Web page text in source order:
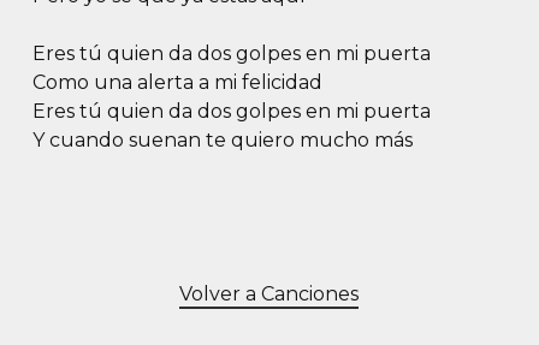
Eres tú quien da dos golpes en mi puerta
Como una alerta a mi felicidad
Eres tú quien da dos golpes en mi puerta
Y cuando suenan te quiero mucho más
Volver a Canciones